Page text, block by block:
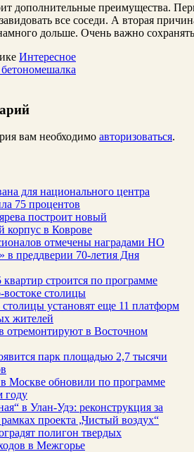
дополнительные преимущества.
все соседи. А вторая
дольше. Очень важно
Интересное
вам необходимо авторизоваться.
для национального центра
75 процентов
построит новый
корпус в Коврове
отмечены наградами НО
70-летия Дня
строится по программе
столицы
установят еще 11 платформ
жителей
отремонтируют в Восточном
парк площадью 2,7 тысячи
Москве обновили по программе
году
в Улан‑Удэ: реконструкция за
проекта „Чистый воздух“
полигон твердых
в Межгорье